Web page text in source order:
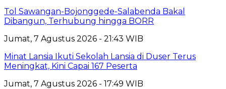
Tol Sawangan-Bojonggede-Salabenda Bakal
Dibangun, Terhubung hingga BORR
Jumat, 7 Agustus 2026 - 21:43 WIB
Minat Lansia Ikuti Sekolah Lansia di Duser Terus
Meningkat, Kini Capai 167 Peserta
Jumat, 7 Agustus 2026 - 17:49 WIB